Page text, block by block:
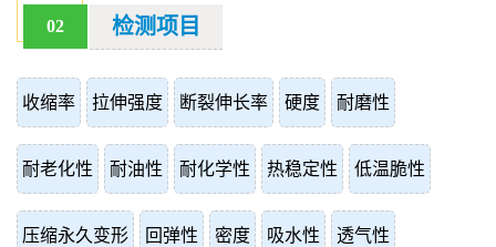
02 检测项目
收缩率 拉伸强度 断裂伸长率 硬度 耐磨性
耐老化性 耐油性 耐化学性 热稳定性 低温脆性
压缩永久变形 回弹性 密度 吸水性 透气性